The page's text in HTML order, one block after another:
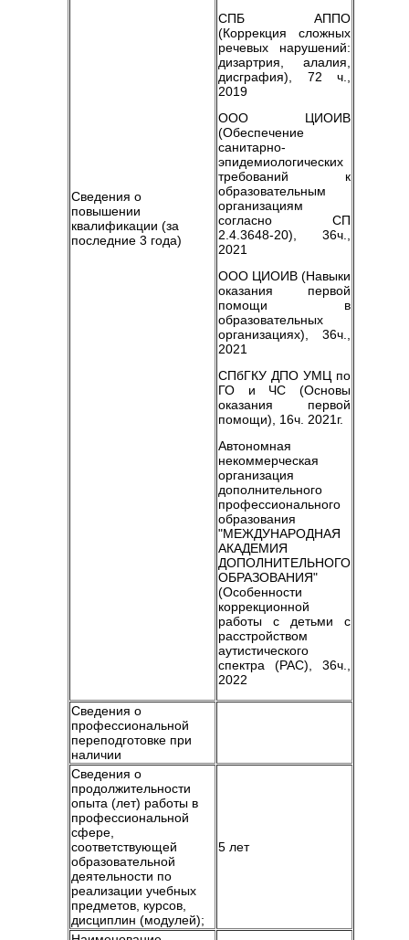
Сведения о
повышении
квалификации (за
последние 3 года)
СПБ АППО
(Коррекция сложных
речевых нарушений:
дизартрия, алалия,
дисграфия), 72 ч.,
2019
ООО ЦИОИВ
(Обеспечение
санитарно-
эпидемиологических
требований к
образовательным
организациям
согласно СП
2.4.3648-20), 36ч.,
2021
ООО ЦИОИВ (Навыки
оказания первой
помощи в
образовательных
организациях), 36ч.,
2021
СПбГКУ ДПО УМЦ по
ГО и ЧС (Основы
оказания первой
помощи), 16ч. 2021г.
Автономная
некоммерческая
организация
дополнительного
профессионального
образования
"МЕЖДУНАРОДНАЯ
АКАДЕМИЯ
ДОПОЛНИТЕЛЬНОГО
ОБРАЗОВАНИЯ"
(Особенности
коррекционной
работы с детьми с
расстройством
аутистического
спектра (РАС), 36ч.,
2022
Сведения о
профессиональной
переподготовке при
наличии
Сведения о
продолжительности
опыта (лет) работы в
профессиональной
сфере,
соответствующей
образовательной
деятельности по
реализации учебных
предметов, курсов,
дисциплин (модулей);
5 лет